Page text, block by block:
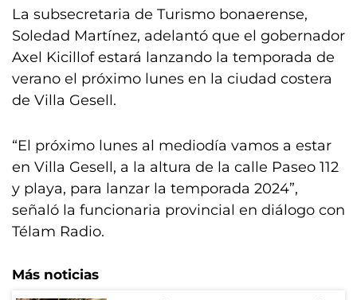
La subsecretaria de Turismo bonaerense,
Soledad Martínez, adelantó que el gobernador
Axel Kicillof estará lanzando la temporada de
verano el próximo lunes en la ciudad costera
de Villa Gesell.
“El próximo lunes al mediodía vamos a estar
en Villa Gesell, a la altura de la calle Paseo 112
y playa, para lanzar la temporada 2024”,
señaló la funcionaria provincial en diálogo con
Télam Radio.
Más noticias